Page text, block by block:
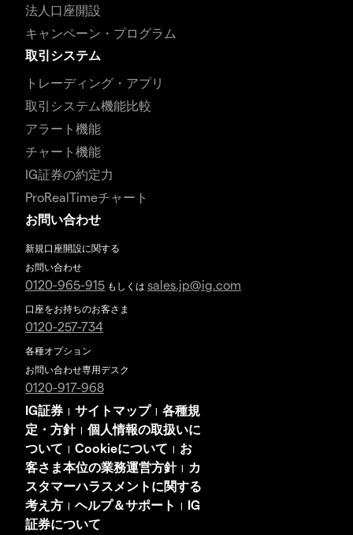
法人口座開設
キャンペーン・プログラム
取引システム
トレーディング・アプリ
取引システム機能比較
アラート機能
チャート機能
IG証券の約定力
ProRealTimeチャート
お問い合わせ
新規口座開設に関する
お問い合わせ
0120-965-915 もしくは sales.jp@ig.com
口座をお持ちのお客さま
0120-257-734
各種オプション
お問い合わせ専用デスク
0120-917-968
IG証券 | サイトマップ | 各種規
定・方針| 個人情報の取扱いに
ついて | Cookieについて | お
客さま本位の業務運営方針|
カ
スタマーハラスメントに関する
考え方 | ヘルプ＆サポート | IG
証券について